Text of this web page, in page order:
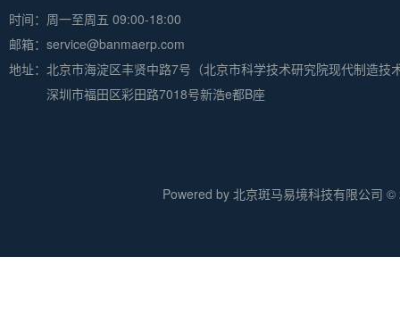
时间：周一至周五 09:00-18:00
邮箱：service@banmaerp.com
地址： 北京市海淀区丰贤中路7号（北京市科学技术研究院现代制造技
深圳市福田区彩田路7018号新浩e都B座
Powered by 北京斑马易境科技有限公司